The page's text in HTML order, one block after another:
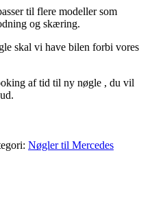
DKK.
til flere modeller som
og skæring.
skal vi have bilen forbi vores
af tid til ny nøgle , du vil
Nøgler til Mercedes